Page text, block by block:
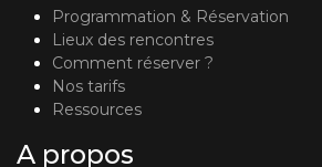
Programmation & Réservation
Lieux des rencontres
Comment réserver ?
Nos tarifs
Ressources
A propos